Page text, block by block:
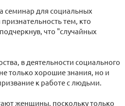
семинар для социальных
тем, кто
что "случайных
в деятельности социального
только хорошие знания, но и
к работе с людьми.
женщины, поскольку только